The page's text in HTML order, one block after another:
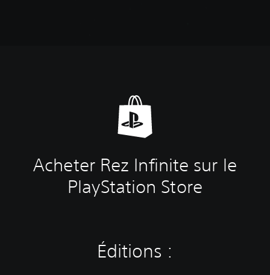
Acheter Rez Infinite sur le
PlayStation Store
Éditions :